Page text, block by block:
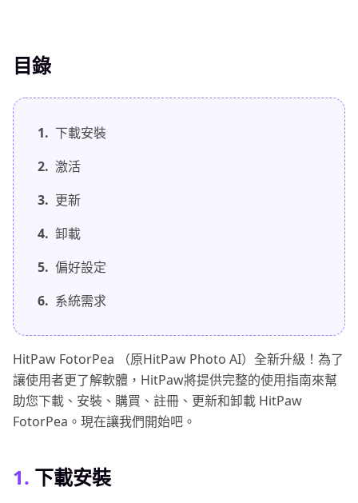
目錄
1. 下載安裝
2. 激活
3. 更新
4. 卸載
5. 偏好設定
6. 系統需求
HitPaw FotorPea （原HitPaw Photo AI）全新升級！為了
讓使用者更了解軟體，HitPaw將提供完整的使用指南來幫
助您下載、安裝、購買、註冊、更新和卸載 HitPaw
FotorPea。現在讓我們開始吧。
1. 下載安裝